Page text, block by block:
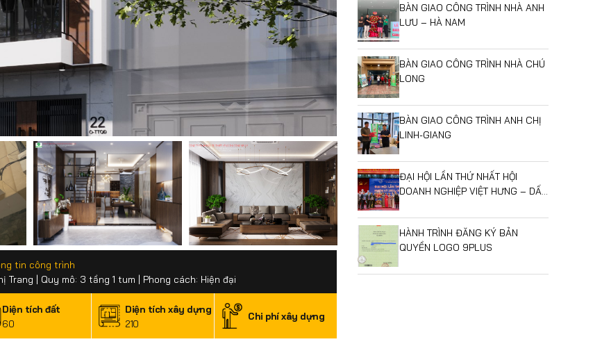
tin công trình
| Quy mô: 3 tầng 1 tum | Phong cách: Hiện đại
Diện tích đất
60
Diện tích xây dựng
210
Chi phí xây dựng
BÀN GIAO CÔNG TRÌNH NHÀ ANH
LƯU – HÀ NAM
BÀN GIAO CÔNG TRÌNH NHÀ CHÚ
LONG
BÀN GIAO CÔNG TRÌNH ANH CHỊ
LINH-GIANG
ĐẠI HỘI LẦN THỨ NHẤT HỘI
DOANH NGHIỆP VIỆT HƯNG – DẤU
TRIỂN MỚI
HÀNH TRÌNH ĐĂNG KÝ BẢN
QUYỀN LOGO 9PLUS